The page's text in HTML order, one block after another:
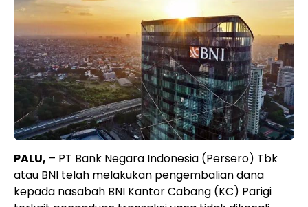
PALU, – PT Bank Negara Indonesia (Persero) Tbk
atau BNI telah melakukan pengembalian dana
kepada nasabah BNI Kantor Cabang (KC) Parigi